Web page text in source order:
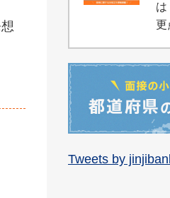
は
更
Tweets by